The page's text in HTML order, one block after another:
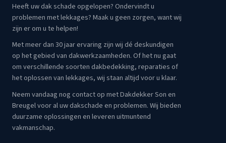
Heeft uw dak schade opgelopen? Ondervindt u
problemen met lekkages? Maak u geen zorgen, want wij
zijn er om u te helpen!
Met meer dan 30 jaar ervaring zijn wij dé deskundigen
op het gebied van dakwerkzaamheden. Of het nu gaat
om verschillende soorten dakbedekking, reparaties of
het oplossen van lekkages, wij staan altijd voor u klaar.
Neem vandaag nog contact op met Dakdekker Son en
Breugel voor al uw dakschade en problemen. Wij bieden
duurzame oplossingen en leveren uitmuntend
vakmanschap.